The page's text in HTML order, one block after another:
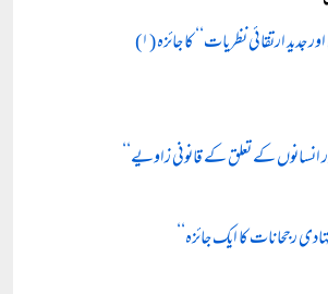
جدید ارتقائی نظریات‘‘ کا جائزہ (۱)
انسانوں کے تعلق کے قانونی زاویے‘‘
رجحانات کا ایک جائزہ‘‘